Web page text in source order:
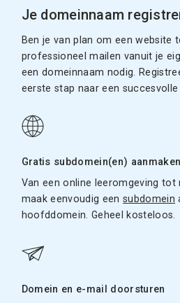
Je domeinnaam
Ben je van plan om een website
professioneel mailen vanuit je
een domeinnaam nodig.
eerste stap naar een
Gratis subdomein(en) aanmaken
Van een online leeromgeving tot
maak eenvoudig eensubdomein
hoofddomein. Geheel kosteloos.
Domein en e-mail doorsturen